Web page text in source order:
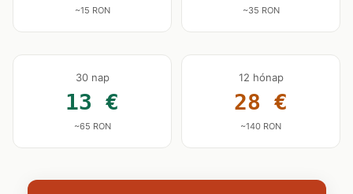
~15 RON ~35 RON
30 nap
13 €
~65 RON
12 hónap
28 €
~140 RON